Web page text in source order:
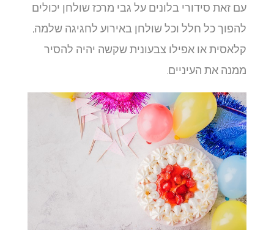
עם זאת סידורי בלונים על גבי מרכז שולחן יכולים
להפוך כל חלל וכל שולחן באירוע לחגיגה שלמה,
קלאסית או אפילו צבעונית שקשה יהיה להסיר
ממנה את העיניים.